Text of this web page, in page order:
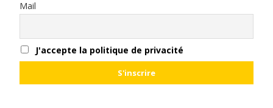
Mail
J'accepte la politique de privacité